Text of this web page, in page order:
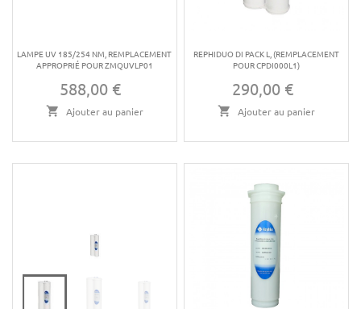
LAMPE UV 185/254 NM, REMPLACEMENT
APPROPRIÉ POUR ZMQUVLP01
Prix
588,00 €
Ajouter au panier
REPHIDUO DI PACK L, (REMPLACEMENT
POUR CPDI000L1)
Prix
290,00 €
Ajouter au panier